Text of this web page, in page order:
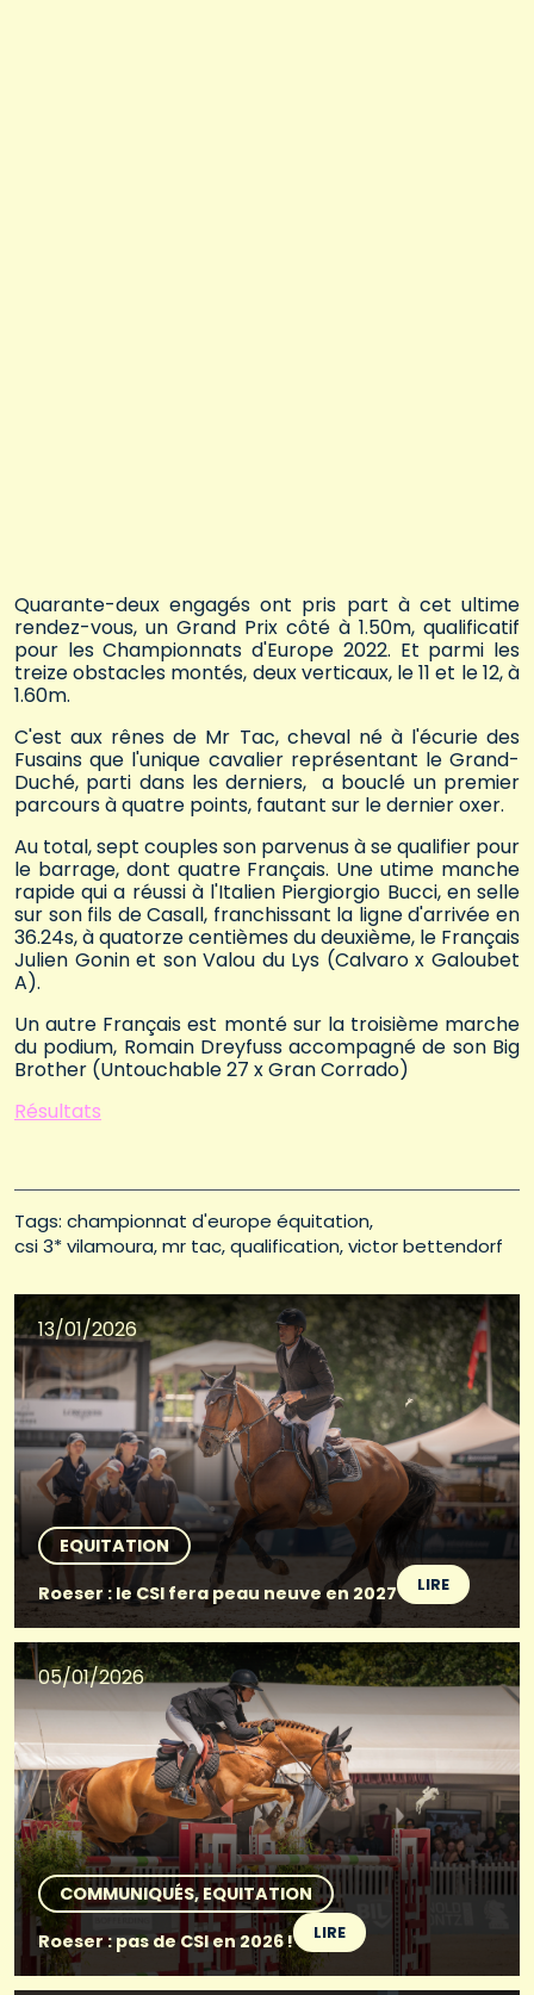
Quarante-deux engagés ont pris part à cet ultime
rendez-vous, un Grand Prix côté à 1.50m, qualificatif
pour les Championnats d'Europe 2022. Et parmi les
treize obstacles montés, deux verticaux, le 11 et le 12, à
1.60m.
C'est aux rênes de Mr Tac, cheval né à l'écurie des
Fusains que l'unique cavalier représentant le Grand-
Duché, parti dans les derniers, a bouclé un premier
parcours à quatre points, fautant sur le dernier oxer.
Au total, sept couples son parvenus à se qualifier pour
le barrage, dont quatre Français. Une utime manche
rapide qui a réussi à l'Italien Piergiorgio Bucci, en selle
sur son fils de Casall, franchissant la ligne d'arrivée en
36.24s, à quatorze centièmes du deuxième, le Français
Julien Gonin et son Valou du Lys (Calvaro x Galoubet
A).
Un autre Français est monté sur la troisième marche
du podium, Romain Dreyfuss accompagné de son Big
Brother (Untouchable 27 x Gran Corrado)
Résultats
Tags: championnat d'europe équitation
csi 3* vilamoura mr tac qualification victor bettendorf
13/01/2026
EQUITATION
Roeser : le CSI fera peau neuve en 2027
LIRE
05/01/2026
COMMUNIQUÉS EQUITATION
Roeser : pas de CSI en 2026 !
LIRE